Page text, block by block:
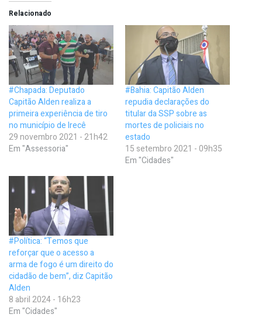
Relacionado
#Chapada: Deputado
Capitão Alden realiza a
primeira experiência de tiro
no município de Irecê
29 novembro 2021 - 21h42
Em "Assessoria"
#Bahia: Capitão Alden
repudia declarações do
titular da SSP sobre as
mortes de policiais no
estado
15 setembro 2021 - 09h35
Em "Cidades"
#Política: “Temos que
reforçar que o acesso a
arma de fogo é um direito do
cidadão de bem”, diz Capitão
Alden
8 abril 2024 - 16h23
Em "Cidades"